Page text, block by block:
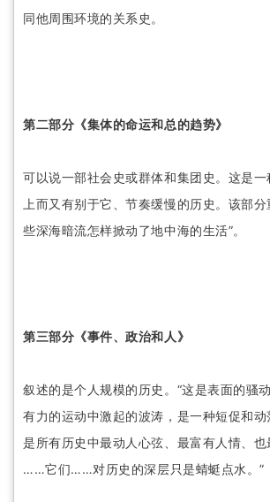
同他周围环境的关系史。
第二部分《集体的命运和总的趋势》
可以说一部社会史或群体和集团史。这是一
上而又有别于它、节奏缓慢的历史。该部
些深海暗流怎样掀动了地中海的生活”。
第三部分《事件、政治和人》
叙述的是个人规模的历史。“这是表面的骚
有力的运动中激起的波涛，是一种短促和
是所有历史中最动人心弦、最富有人情、也
……它们……对历史的深层只是蜻蜓点水。”